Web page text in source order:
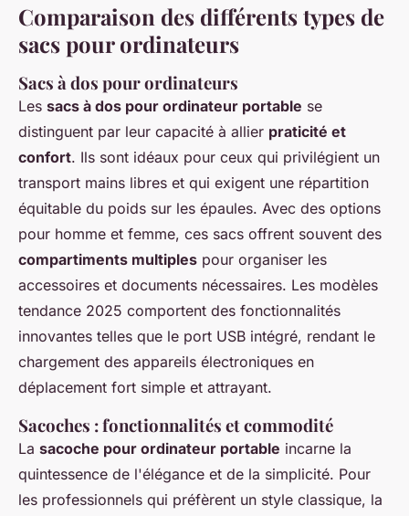
Comparaison des différents types de
sacs pour ordinateurs
Sacs à dos pour ordinateurs
Les sacs à dos pour ordinateur portable se
distinguent par leur capacité à allier praticité et
confort. Ils sont idéaux pour ceux qui privilégient un
transport mains libres et qui exigent une répartition
équitable du poids sur les épaules. Avec des options
pour homme et femme, ces sacs offrent souvent des
compartiments multiples pour organiser les
accessoires et documents nécessaires. Les modèles
tendance 2025 comportent des fonctionnalités
innovantes telles que le port USB intégré, rendant le
chargement des appareils électroniques en
déplacement fort simple et attrayant.
Sacoches : fonctionnalités et commodité
La sacoche pour ordinateur portable incarne la
quintessence de l'élégance et de la simplicité. Pour
les professionnels qui préfèrent un style classique, la